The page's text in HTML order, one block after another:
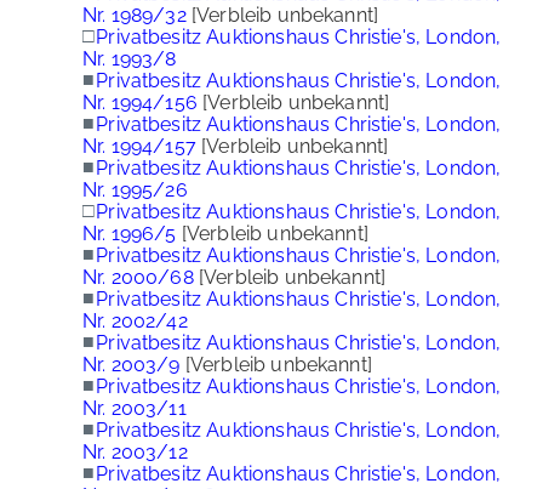
Nr. 1989/32[Verbleib unbekannt]
□Privatbesitz Auktionshaus Christie's, London,
Nr. 1993/8
■Privatbesitz Auktionshaus Christie's, London,
Nr. 1994/156 [Verbleib unbekannt]
■Privatbesitz Auktionshaus Christie's, London,
Nr. 1994/157[Verbleib unbekannt]
■Privatbesitz Auktionshaus Christie's, London,
Nr. 1995/26
□Privatbesitz Auktionshaus Christie's, London,
Nr. 1996/5 [Verbleib unbekannt]
■Privatbesitz Auktionshaus Christie's, London,
Nr. 2000/68[Verbleib unbekannt]
■Privatbesitz Auktionshaus Christie's, London,
Nr. 2002/42
■Privatbesitz Auktionshaus Christie's, London,
Nr. 2003/9 [Verbleib unbekannt]
■Privatbesitz Auktionshaus Christie's, London,
Nr. 2003/11
■Privatbesitz Auktionshaus Christie's, London,
Nr. 2003/12
■Privatbesitz Auktionshaus Christie's, London,